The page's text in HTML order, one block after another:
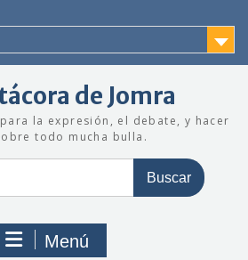
de Jomra
la expresión, el debate, y hacer
todo mucha bulla.
Menú